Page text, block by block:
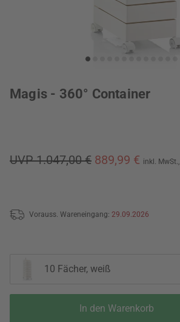
Magis - 360° Container
UVP 1.047,00 € 889,99 € inkl. MwSt.,
Vorauss. Wareneingang: 29.09.2026
10 Fächer, weiß
In den Warenkorb